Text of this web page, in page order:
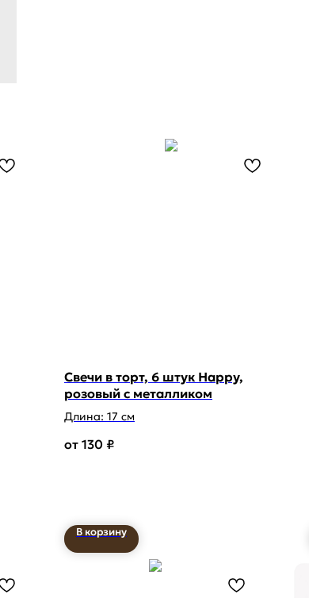
Свечи в торт, 6 штук Happy,
розовый с металликом
Длина: 17 см
130 ₽
В корзину